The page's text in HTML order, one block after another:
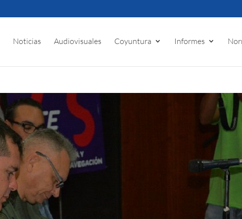
Noticias Audiovisuales Coyuntura Informes